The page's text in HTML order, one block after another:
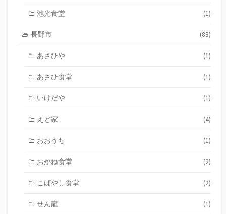
池光食堂 (1)
長野市 (83)
あさひや (1)
あさひ食堂 (1)
いけだや (1)
えど家 (4)
おおうち (1)
おかね食堂 (2)
こばやし食堂 (2)
せん龍 (1)